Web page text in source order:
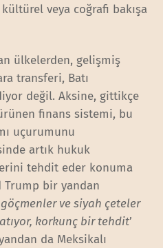
kültürel veya coğrafi bakışa
ülkelerden, gelişmiş
transferi, Batı
değil. Aksine, gittikçe
finans sistemi, bu
uçurumunu
artık hukuk
tehdit eder konuma
Trump bir yandan
ve siyah çeteler
korkunç bir tehdit’
da Meksikalı